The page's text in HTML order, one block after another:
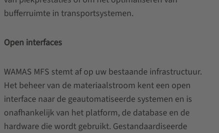
bufferruimte in transportsystemen.
Open interfaces
WAMAS MFS stemt af op uw bestaande infrastructuur.
Het beheer van de materiaalstroom kent een open
interface naar de geautomatiseerde systemen en is
onafhankelijk van het platform, de database en de
hardware die wordt gebruikt. Gestandaardiseerde